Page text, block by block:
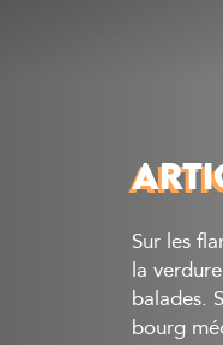
Sur les
la
balades.
bourg